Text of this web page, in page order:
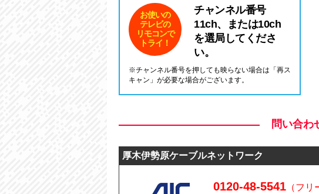
お使いの
テレビの
リモコンで
トライ！
チャンネル番号
11ch、または10ch
を選局してくださ
い。
※チャンネル番号を押しても映らない場合は「再ス
キャン」が必要な場合がございます。
問い合わ
厚木伊勢原ケーブルネットワーク
0120-48-5541 （フリ